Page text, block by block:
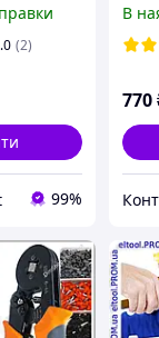
(2)
99%
В
770